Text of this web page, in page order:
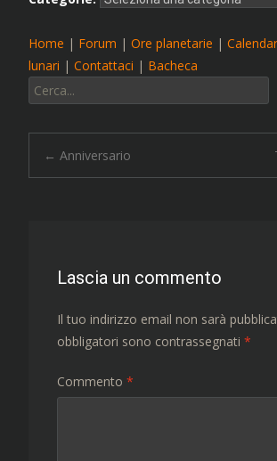
Home | Forum | Ore planetarie |
lunari | Contattaci | Bacheca
Cerca:
← Anniversario
Lascia un commento
Il tuo indirizzo email non sarà
obbligatori sono contrassegnati *
Commento *